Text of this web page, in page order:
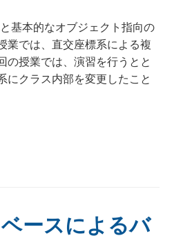
基本的なオブジェクト指向の
業では、直交座標系による複
の授業では、演習を行うとと
にクラス内部を変更したこと
ースによるバ